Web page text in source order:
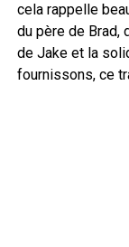
cela rappelle
du père de Brad,
de Jake et la
fournissons, ce